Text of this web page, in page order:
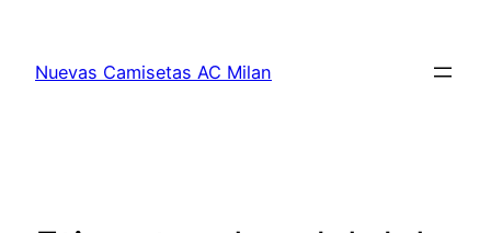
contenido
Nuevas Camisetas AC Milan